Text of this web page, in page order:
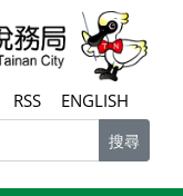
RSS ENGLISH
搜尋